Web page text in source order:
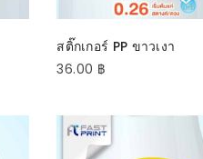
SELECT OPTIONS
สติ๊กเกอร์ PP ขาวเงา
36.00 ฿